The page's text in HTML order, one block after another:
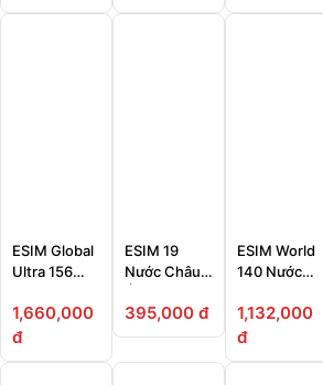
ESIM Global
Ultra 156
1,660,000
đ
ESIM 19
Nước Châu
395,000 đ
ESIM World
140 Nước
SIM2Fly)
1,132,000
đ